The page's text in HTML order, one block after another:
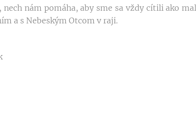
nech nám pomáha, aby sme sa vždy cítili ako
a s Nebeským Otcom v raji.